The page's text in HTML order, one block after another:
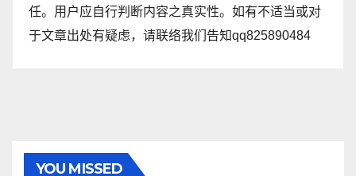
任。用户应自行判断内容之真实性。如有不适当或对
于文章出处有疑虑，请联络我们告知qq825890484
YOU MISSED